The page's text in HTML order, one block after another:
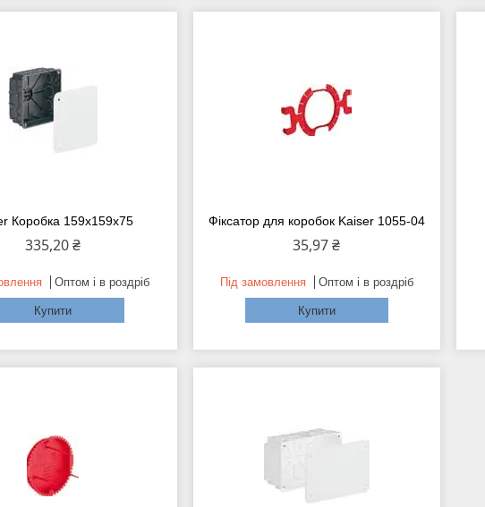
Коробка 159х159х75
335,20 ₴
Оптом і в роздріб
Купити
Фіксатор для коробок Kaiser 1055-04
35,97 ₴
Під замовлення Оптом і в роздріб
Купити